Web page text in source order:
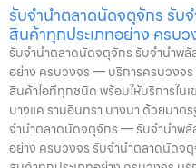
รับจำนำตลาดนัดจตุจักร รับ
สินค้าทุกประเภทอย่าง ครบว
รับจำนำตลาดนัดจตุจักร รับจำนำพลั
อย่าง ครบวงจร — บริการครบวงจร
สินค้าไอทีทุกชนิด พร้อมให้บริการใน
บางแค รามอินทรา บางนา ด้วยมาต
จำนำตลาดนัดจตุจักร — รับจำนำพลั
อย่าง ครบวงจร รับจำนำตลาดนัดจ